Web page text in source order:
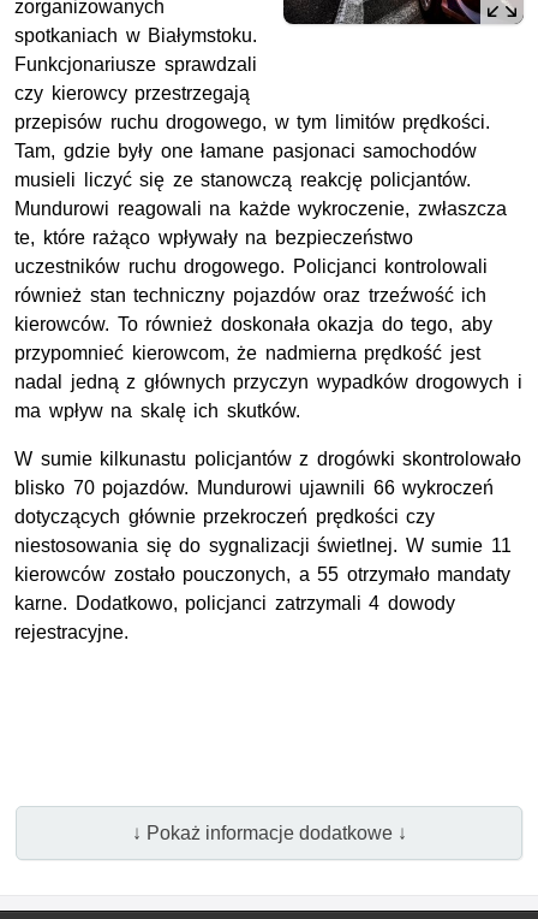
zorganizowanych
spotkaniach w Białymstoku.
Funkcjonariusze sprawdzali
czy kierowcy przestrzegają
przepisów ruchu drogowego, w tym limitów prędkości.
Tam, gdzie były one łamane pasjonaci samochodów
musieli liczyć się ze stanowczą reakcję policjantów.
Mundurowi reagowali na każde wykroczenie, zwłaszcza
te, które rażąco wpływały na bezpieczeństwo
uczestników ruchu drogowego. Policjanci kontrolowali
również stan techniczny pojazdów oraz trzeźwość ich
kierowców. To również doskonała okazja do tego, aby
przypomnieć kierowcom, że nadmierna prędkość jest
nadal jedną z głównych przyczyn wypadków drogowych i
ma wpływ na skalę ich skutków.
W sumie kilkunastu policjantów z drogówki skontrolowało
blisko 70 pojazdów. Mundurowi ujawnili 66 wykroczeń
dotyczących głównie przekroczeń prędkości czy
niestosowania się do sygnalizacji świetlnej. W sumie 11
kierowców zostało pouczonych, a 55 otrzymało mandaty
karne. Dodatkowo, policjanci zatrzymali 4 dowody
rejestracyjne.
↓ Pokaż informacje dodatkowe ↓